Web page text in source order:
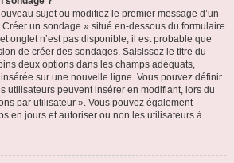
sujet ou modifiez le premier message d’un
Créer un sondage » situé en-dessous du formulaire
onglet n’est pas disponible, il est probable que
de créer des sondages. Saisissez le titre du
deux options dans les champs adéquats,
sur une nouvelle ligne. Vous pouvez définir
utilisateurs peuvent insérer en modifiant, lors du
par utilisateur ». Vous pouvez également
en jours et autoriser ou non les utilisateurs à